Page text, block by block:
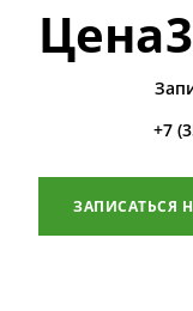
Цена
+7
ЗАПИСАТЬСЯ